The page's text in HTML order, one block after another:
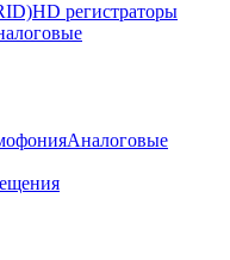
HD регистраторы
Аналоговые